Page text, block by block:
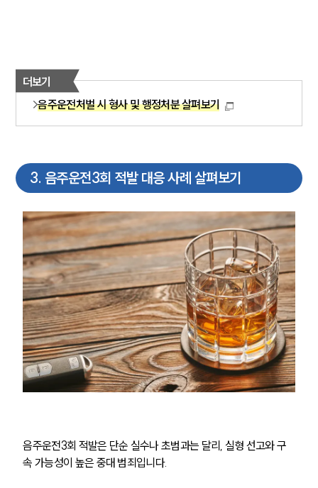
더보기
음주운전처벌 시 형사 및 행정처분 살펴보기
3. 음주운전3회 적발 대응 사례 살펴보기
음주운전3회 적발은 단순 실수나 초범과는 달리, 실형 선고와 구
속 가능성이 높은 중대 범죄입니다.